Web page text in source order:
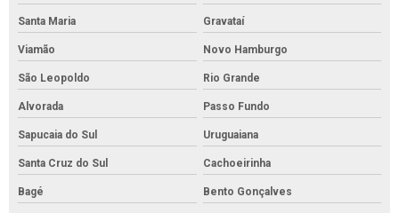
Santa Maria Gravataí
Viamão Novo Hamburgo
São Leopoldo Rio Grande
Alvorada Passo Fundo
Sapucaia do Sul Uruguaiana
Santa Cruz do Sul Cachoeirinha
Bagé Bento Gonçalves